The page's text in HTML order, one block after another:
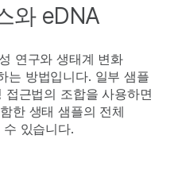
와 eDNA
연구와 생태계 변화
는 방법입니다. 일부 샘플
근법의 조합을 사용하면
한 생태 샘플의 전체
있습니다.